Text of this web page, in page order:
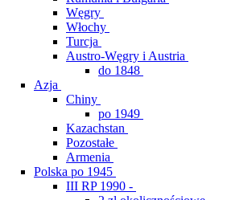
Węgry
Włochy
Turcja
Austro-Węgry i Austria
do 1848
Azja
Chiny
po 1949
Kazachstan
Pozostałe
Armenia
Polska po 1945
III RP 1990 -